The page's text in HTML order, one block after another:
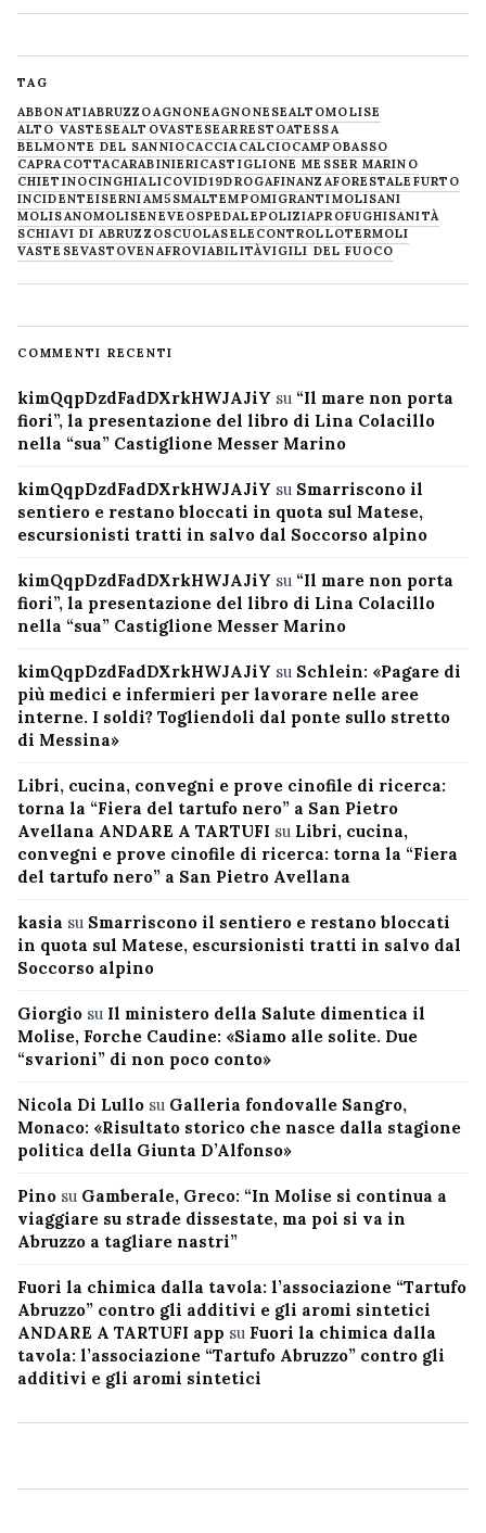
TAG
ABBONATIABRUZZOAGNONEAGNONESEALTOMOLISE
ALTO VASTESEALTOVASTESEARRESTOATESSA
BELMONTE DEL SANNIOCACCIACALCIOCAMPOBASSO
CAPRACOTTACARABINIERICASTIGLIONE MESSER MARINO
CHIETINOCINGHIALICOVID19DROGAFINANZAFORESTALE FURTO
INCIDENTEISERNIAM5SMALTEMPOMIGRANTIMOLISANI
MOLISANOMOLISENEVE OSPEDALEPOLIZIAPROFUGHISANITÀ
SCHIAVI DI ABRUZZOSCUOLASELECONTROLLOTERMOLI
VASTESEVASTOVENAFROVIABILITÀVIGILI DEL FUOCO
COMMENTI RECENTI
kimQqpDzdFadDXrkHWJAJiY su “Il mare non porta
fiori”, la presentazione del libro di Lina Colacillo
nella “sua” Castiglione Messer Marino
kimQqpDzdFadDXrkHWJAJiY su Smarriscono il
sentiero e restano bloccati in quota sul Matese,
escursionisti tratti in salvo dal Soccorso alpino
kimQqpDzdFadDXrkHWJAJiY su “Il mare non porta
fiori”, la presentazione del libro di Lina Colacillo
nella “sua” Castiglione Messer Marino
kimQqpDzdFadDXrkHWJAJiY su Schlein: «Pagare di
più medici e infermieri per lavorare nelle aree
interne. I soldi? Togliendoli dal ponte sullo stretto
di Messina»
Libri, cucina, convegni e prove cinofile di ricerca:
torna la “Fiera del tartufo nero” a San Pietro
Avellana ANDARE A TARTUFI su Libri, cucina,
convegni e prove cinofile di ricerca: torna la “Fiera
del tartufo nero” a San Pietro Avellana
kasia su Smarriscono il sentiero e restano bloccati
in quota sul Matese, escursionisti tratti in salvo dal
Soccorso alpino
Giorgio su Il ministero della Salute dimentica il
Molise, Forche Caudine: «Siamo alle solite. Due
“svarioni” di non poco conto»
Nicola Di Lullo su Galleria fondovalle Sangro,
Monaco: «Risultato storico che nasce dalla stagione
politica della Giunta D’Alfonso»
Pino su Gamberale, Greco: “In Molise si continua a
viaggiare su strade dissestate, ma poi si va in
Abruzzo a tagliare nastri”
Fuori la chimica dalla tavola: l’associazione “Tartufo
Abruzzo” contro gli additivi e gli aromi sintetici
ANDARE A TARTUFI app su Fuori la chimica dalla
tavola: l’associazione “Tartufo Abruzzo” contro gli
additivi e gli aromi sintetici